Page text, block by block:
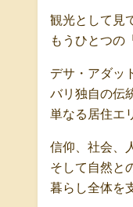
観光として見
もうひとつの
デサ・アダッ
バリ独自の伝
単なる居住エ
信仰、社会、
そして自然と
暮らし全体を